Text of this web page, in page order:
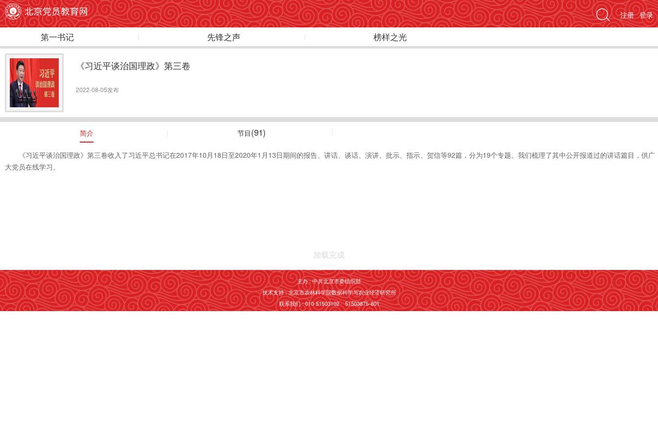
登录
注册
第一书记 先锋之声 榜样之光
《习近平谈治国理政》第三卷
2022-08-05发布
简介 节目(91)
《习近平谈治国理政》第三卷收入了习近平总书记在2017年10月18日至2020年1月13日期间的报告、讲话、谈话、演讲、批示、指示、贺信等92篇，分为19个专题。我们梳理了其中公开报道过的讲话篇目，供广
大党员在线学习。
加载完成
主办 : 中共北京市委组织部
技术支持 : 北京市农林科学院数据科学与农业经济研究所
联系我们 : 010-51503102 51503875-801